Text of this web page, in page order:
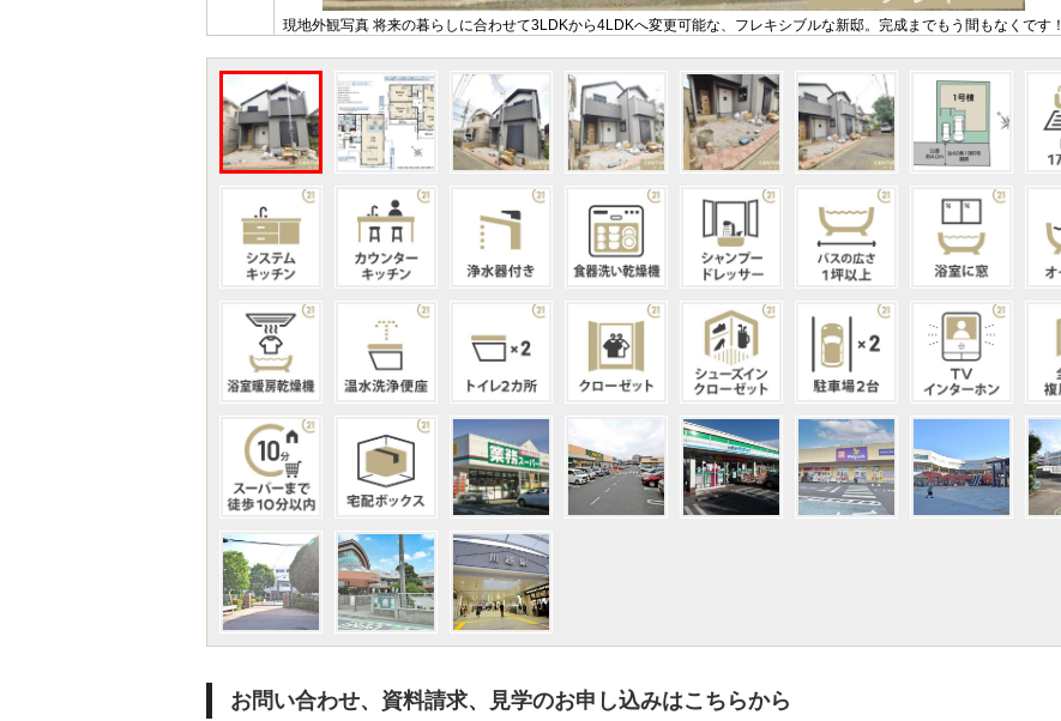
現地外観写真 将来の暮らしに合わせて3LDKから4LDKへ変更可能な、フレキシブルな新邸。完成までもう間もなくです！
お問い合わせ、資料請求、見学のお申し込みはこちらから